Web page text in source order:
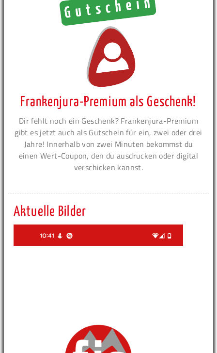
Frankenjura-Premium als Geschenk!
Dir fehlt noch ein Geschenk? Frankenjura-Premium
gibt es jetzt auch als Gutschein für ein, zwei oder drei
Jahre! Innerhalb von zwei Minuten bekommst du
einen Wert-Coupon, den du ausdrucken oder digital
verschicken kannst.
Aktuelle Bilder